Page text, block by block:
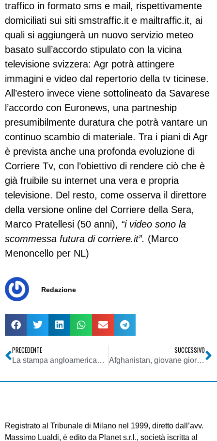
traffico in formato sms e mail, rispettivamente
domiciliati sui siti smstraffic.it e mailtraffic.it, ai
quali si aggiungerà un nuovo servizio meteo
basato sull’accordo stipulato con la vicina
televisione svizzera: Agr potrà attingere
immagini e video dal repertorio della tv ticinese.
All’estero invece viene sottolineato da Savarese
l’accordo con Euronews, una partneship
presumibilmente duratura che potrà vantare un
continuo scambio di materiale. Tra i piani di Agr
è prevista anche una profonda evoluzione di
Corriere Tv, con l’obiettivo di rendere ciò che è
già fruibile su internet una vera e propria
televisione. Del resto, come osserva il direttore
della versione online del Corriere della Sera,
Marco Pratellesi (50 anni), “i video sono la
scommessa futura di corriere.it”. (Marco
Menoncello per NL)
Redazione
PRECEDENTE
La stampa angloamericana colonizza l’India
SUCCESSIVO
Afghanistan, giovane giornalista difende i diritti delle donne: condannato a morte
Registrato al Tribunale di Milano nel 1999, diretto dall’avv.
Massimo Lualdi, è edito da Planet s.r.l., società iscritta al